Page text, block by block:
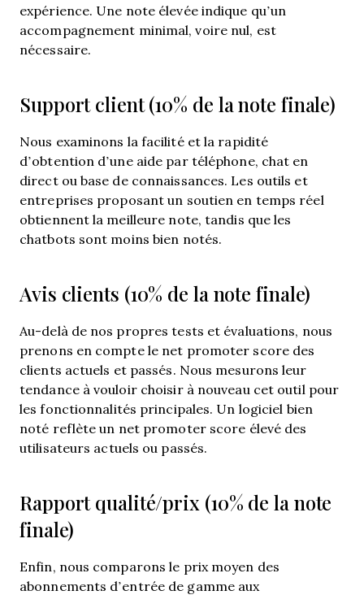
expérience. Une note élevée indique qu’un
accompagnement minimal, voire nul, est
nécessaire.
Support client (10% de la note finale)
Nous examinons la facilité et la rapidité
d’obtention d’une aide par téléphone, chat en
direct ou base de connaissances. Les outils et
entreprises proposant un soutien en temps réel
obtiennent la meilleure note, tandis que les
chatbots sont moins bien notés.
Avis clients (10% de la note finale)
Au-delà de nos propres tests et évaluations, nous
prenons en compte le net promoter score des
clients actuels et passés. Nous mesurons leur
tendance à vouloir choisir à nouveau cet outil pour
les fonctionnalités principales. Un logiciel bien
noté reflète un net promoter score élevé des
utilisateurs actuels ou passés.
Rapport qualité/prix (10% de la note
finale)
Enfin, nous comparons le prix moyen des
abonnements d’entrée de gamme aux